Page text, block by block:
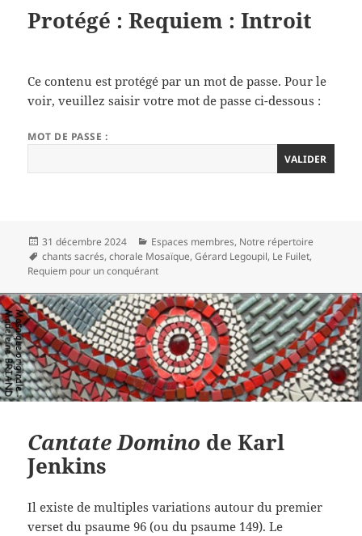
Protégé : Requiem : Introit
Ce contenu est protégé par un mot de passe. Pour le
voir, veuillez saisir votre mot de passe ci-dessous :
MOT DE PASSE :
Publié
le
31 décembre 2024 Catégories
Espaces membres, Notre répertoire
Mots-
clés
chants sacrés,chorale Mosaïque,Gérard Legoupil, Le Fuilet,
Requiem pour un conquérant
Cantate Domino de Karl
Jenkins
Il existe de multiples variations autour du premier
verset du psaume 96 (ou du psaume 149). Le